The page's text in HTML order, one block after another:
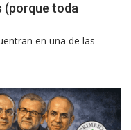
(porque toda
en una de las